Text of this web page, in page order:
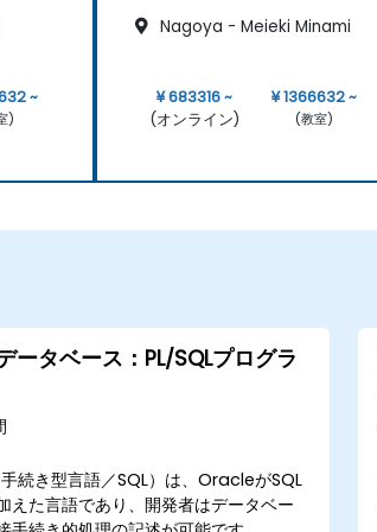
~
)
Nagoya - Meieki Minami
¥ 683316 ~
(オンライン)
¥ 1366632 ~
(教室)
ータベース：PL/SQLプログラ
続き型言語／SQL）は、OracleがSQL
えた言語であり、開発者はデータベー